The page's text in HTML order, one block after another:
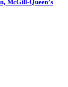
McGill-Queen’s